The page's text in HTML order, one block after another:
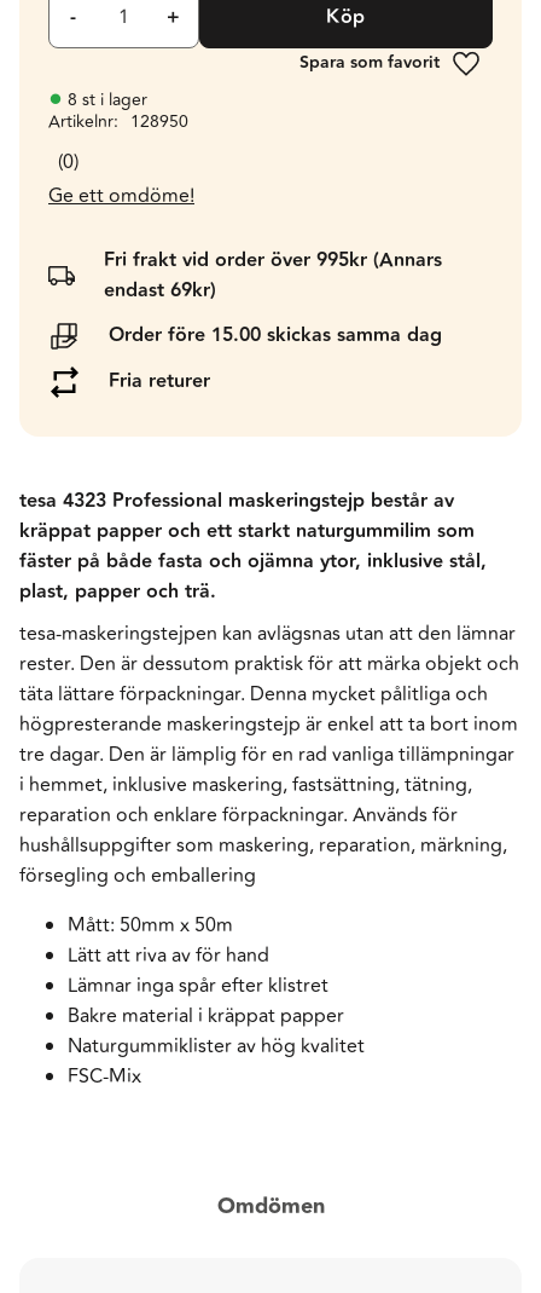
+
- Köp
Lägg till
8 st i lager
Artikelnr
128950
0
Ge ett omdöme!
Fri frakt vid order över 995kr (Annars
endast 69kr)
Order före 15.00 skickas samma dag
Fria returer
tesa 4323 Professional maskeringstejp består av
kräppat papper och ett starkt naturgummilim som
fäster på både fasta och ojämna ytor, inklusive stål,
plast, papper och trä.
tesa-maskeringstejpen kan avlägsnas utan att den lämnar
rester. Den är dessutom praktisk för att märka objekt och
täta lättare förpackningar. Denna mycket pålitliga och
högpresterande maskeringstejp är enkel att ta bort inom
tre dagar. Den är lämplig för en rad vanliga tillämpningar
i hemmet, inklusive maskering, fastsättning, tätning,
reparation och enklare förpackningar. Används för
hushållsuppgifter som maskering, reparation, märkning,
försegling och emballering
Mått: 50mm x 50m
Lätt att riva av för hand
Lämnar inga spår efter klistret
Bakre material i kräppat papper
Naturgummiklister av hög kvalitet
FSC-Mix
Omdömen